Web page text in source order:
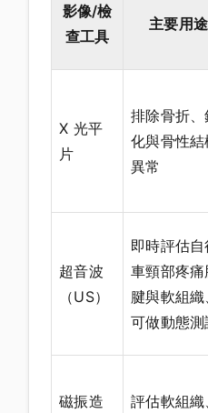
影像/檢
查工具
主要用途
X 光平
片
排除骨折、
化與骨性結
異常
超音波
（US）
即時評估自
車頸部疼痛
腱與軟組織
可做動態測
磁振造 評估軟組織